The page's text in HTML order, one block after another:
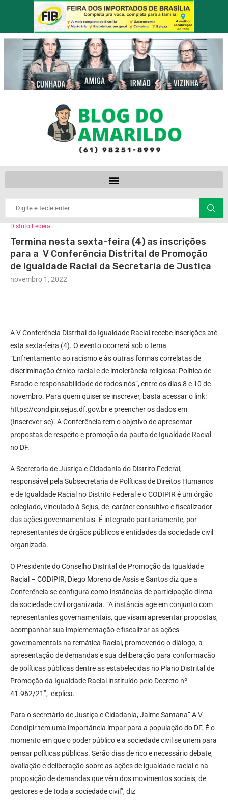
Distrito Federal
Termina nesta sexta-feira (4) as inscrições
para a V Conferência Distrital de Promoção
de Igualdade Racial da Secretaria de Justiça
novembro 1, 2022
A V Conferência Distrital da Igualdade Racial recebe inscrições até
esta sexta-feira (4). O evento ocorrerá sob o tema
“Enfrentamento ao racismo e às outras formas correlatas de
discriminação étnico-racial e de intolerância religiosa: Política de
Estado e responsabilidade de todos nós”, entre os dias 8 e 10 de
novembro. Para quem quiser se inscrever, basta acessar o link:
https://condipir.sejus.df.gov.br e preencher os dados em
(Inscrever-se). A Conferência tem o objetivo de apresentar
propostas de respeito e promoção da pauta de Igualdade Racial
no DF.
A Secretaria de Justiça e Cidadania do Distrito Federal,
responsável pela Subsecretaria de Políticas de Direitos Humanos
e de Igualdade Racial no Distrito Federal e o CODIPIR é um órgão
colegiado, vinculado à Sejus, de caráter consultivo e fiscalizador
das ações governamentais. É integrado paritariamente, por
representantes de órgãos públicos e entidades da sociedade civil
organizada.
O Presidente do Conselho Distrital de Promoção da Igualdade
Racial – CODIPIR, Diego Moreno de Assis e Santos diz que a
Conferência se configura como instâncias de participação direta
da sociedade civil organizada. “A instância age em conjunto com
representantes governamentais, que visam apresentar propostas,
acompanhar sua implementação e fiscalizar as ações
governamentais na temática Racial, promovendo o diálogo, a
apresentação de demandas e sua deliberação para conformação
de políticas públicas dentre as estabelecidas no Plano Distrital de
Promoção da Igualdade Racial instituído pelo Decreto nº
41.962/21”, explica.
Para o secretário de Justiça e Cidadania, Jaime Santana” A V
Condipir tem uma importância ímpar para a população do DF. É o
momento em que o poder público e a sociedade civil se unem para
pensar políticas públicas. Serão dias de rico e necessário debate,
avaliação e deliberação sobre as ações de igualdade racial e na
proposição de demandas que vêm dos movimentos sociais, de
gestores e de toda a sociedade civil”, diz